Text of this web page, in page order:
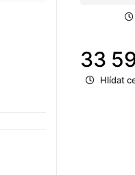
33
Hlídat